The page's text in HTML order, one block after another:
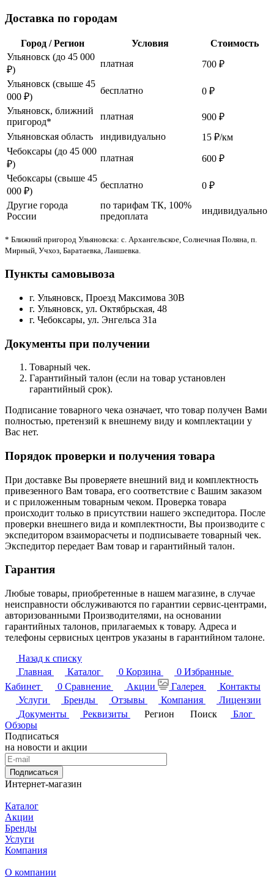
Доставка по городам
Город / Регион Условия
Стоимость
Ульяновск (до 45 000
₽)
платная
700 ₽
Ульяновск (свыше 45
000 ₽)
бесплатно
0 ₽
Ульяновск, ближний
пригород*
платная
900 ₽
Ульяновская область
индивидуально
15 ₽/км
Чебоксары (до 45 000
₽)
платная
600 ₽
Чебоксары (свыше 45
000 ₽)
бесплатно
0 ₽
Другие города
России
по тарифам ТК, 100%
предоплата
индивидуально
* Ближний пригород Ульяновска: с. Архангельское, Солнечная Поляна, п.
Мирный, Учхоз, Баратаевка, Лаишевка.
Пункты самовывоза
г. Ульяновск, Проезд Максимова 30В
г. Ульяновск, ул. Октябрьская, 48
г. Чебоксары, ул. Энгельса 31а
Документы при получении
Товарный чек.
Гарантийный талон (если на товар установлен
гарантийный срок).
Подписание товарного чека означает, что товар получен Вами
полностью, претензий к внешнему виду и комплектации у
Вас нет.
Порядок проверки и получения товара
При доставке Вы проверяете внешний вид и комплектность
привезенного Вам товара, его соответствие с Вашим заказом
и с приложенным товарным чеком. Проверка товара
происходит только в присутствии нашего экспедитора. После
проверки внешнего вида и комплектности, Вы производите с
экспедитором взаиморасчеты и подписываете товарный чек.
Экспедитор передает Вам товар и гарантийный талон.
Гарантия
Любые товары, приобретенные в нашем магазине, в случае
неисправности обслуживаются по гарантии сервис-центрами,
авторизованными Производителями, на основании
гарантийных талонов, прилагаемых к товару. Адреса и
телефоны сервисных центров указаны в гарантийном талоне.
Назад к списку
Главная
Каталог 0 Корзина 0 Избранные
Кабинет
0 Сравнение Акции Галерея
Контакты
Услуги
Бренды Отзывы Компания
Лицензии
Документы
Реквизиты Регион Поиск
Блог
Обзоры
Подписаться
на новости и акции
Подписаться
Интернет-магазин
Каталог
Акции
Бренды
Услуги
Компания
О компании